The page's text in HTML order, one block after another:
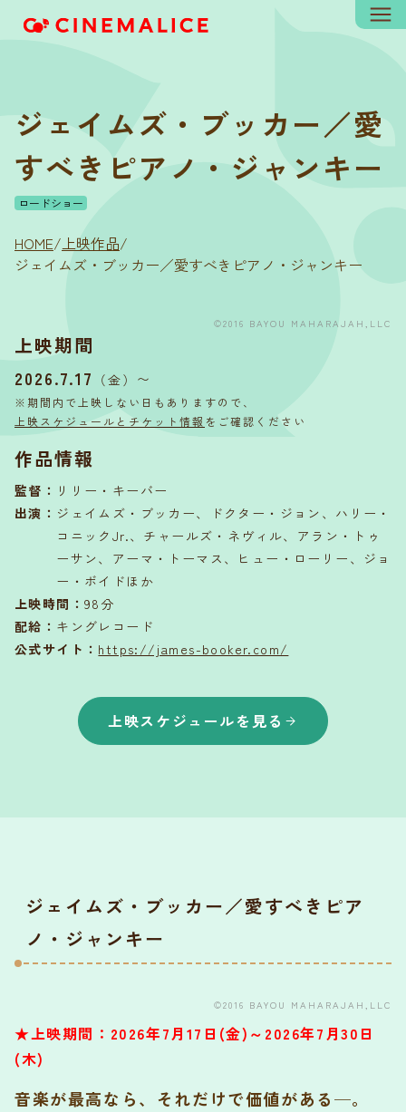
ジェイムズ・ブッカー／愛
すべきピアノ・ジャンキー
ロードショー
HOME/上映作品/
ジェイムズ・ブッカー／愛すべきピアノ・ジャンキー
©2016 BAYOU MAHARAJAH,LLC
上映期間
2026.7.17 （金） 〜
※期間内で上映しない日もありますので、
上映スケジュールとチケット情報 をご確認ください
作品情報
監督 ： リリー・キーバー
出演 ： ジェイムズ・ブッカー、ドクター・ジョン、ハリー・
コニックJr.、チャールズ・ネヴィル、アラン・トゥ
ーサン、アーマ・トーマス、ヒュー・ローリー、ジョ
ー・ボイドほか
上映時間 ：98分
配給 ： キングレコード
公式サイト： https://james-booker.com/
上映スケジュールを見る
ジェイムズ・ブッカー／愛すべきピア
ノ・ジャンキー
©2016 BAYOU MAHARAJAH,LLC
★上映期間：2026年7月17日(金)～2026年7月30日
(木)
音楽が最高なら、それだけで価値がある─。